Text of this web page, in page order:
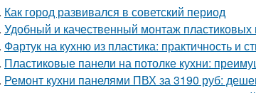
Как город развивался в советский период
Удобный и качественный монтаж
Фартук на кухню из пластика: практичность и
Пластиковые панели на потолке кухни:
Ремонт кухни панелями ПВХ за 3190 руб: